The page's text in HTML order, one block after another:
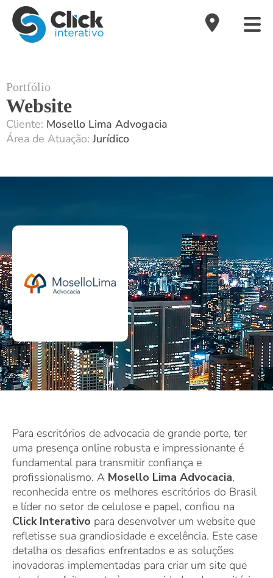
Portfólio
Website
Cliente: Mosello Lima Advogacia
Área de Atuação: Jurídico
Para escritórios de advocacia de grande porte, ter
uma presença online robusta e impressionante é
fundamental para transmitir confiança e
profissionalismo. A Mosello Lima Advocacia,
reconhecida entre os melhores escritórios do Brasil
e líder no setor de celulose e papel, confiou na
Click Interativo para desenvolver um website que
refletisse sua grandiosidade e excelência. Este case
detalha os desafios enfrentados e as soluções
inovadoras implementadas para criar um site que